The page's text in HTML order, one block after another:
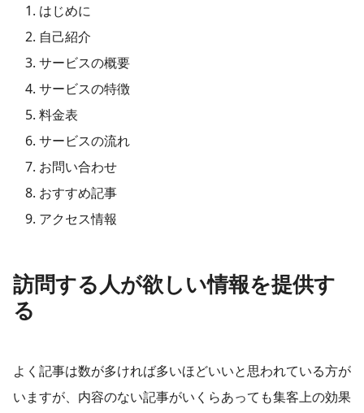
はじめに
自己紹介
サービスの概要
サービスの特徴
料金表
サービスの流れ
お問い合わせ
おすすめ記事
アクセス情報
訪問する人が欲しい情報を提供す
る
よく記事は数が多ければ多いほどいいと思われている方が
いますが、内容のない記事がいくらあっても集客上の効果